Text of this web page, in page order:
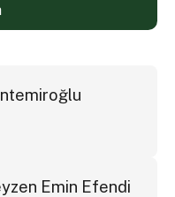
Emin Efendi